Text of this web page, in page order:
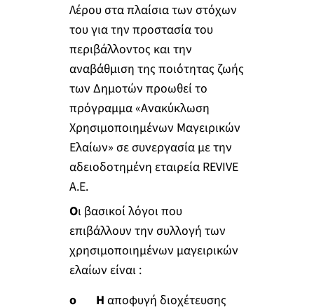
Λέρου στα πλαίσια των στόχων
του για την προστασία του
περιβάλλοντος και την
αναβάθμιση της ποιότητας ζωής
των Δημοτών προωθεί το
πρόγραμμα «Ανακύκλωση
Χρησιμοποιημένων Μαγειρικών
Ελαίων» σε συνεργασία με την
αδειοδοτημένη εταιρεία REVIVE
A.E.
Οι βασικοί λόγοι που
επιβάλλουν την συλλογή των
χρησιμοποιημένων μαγειρικών
ελαίων είναι :
o Η αποφυγή διοχέτευσης